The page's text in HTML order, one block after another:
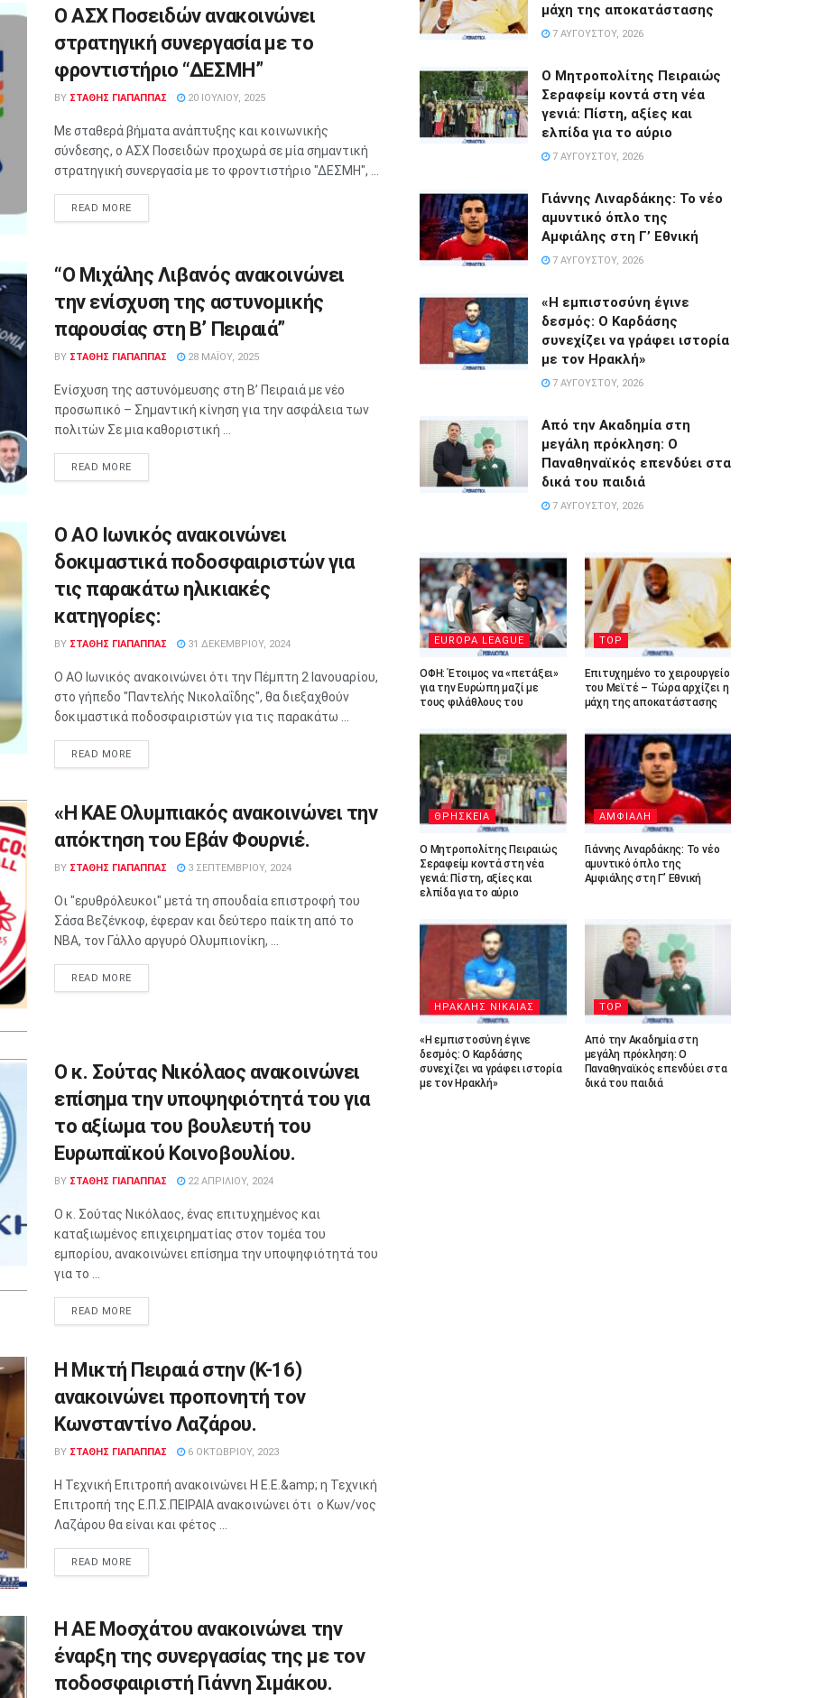
Ο ΑΣΧ Ποσειδών ανακοινώνει
στρατηγική συνεργασία με το
φροντιστήριο “ΔΕΣΜΗ”
BY ΣΤΑΘΗΣ ΓΊΑΠΑΠΠΑΣ 20 ΙΟΥΛΊΟΥ, 2025
Με σταθερά βήματα ανάπτυξης και κοινωνικής
σύνδεσης, ο ΑΣΧ Ποσειδών προχωρά σε μία σημαντική
στρατηγική συνεργασία με το φροντιστήριο "ΔΕΣΜΗ", ...
READ MORE
“Ο Μιχάλης Λιβανός ανακοινώνει
την ενίσχυση της αστυνομικής
παρουσίας στη Β’ Πειραιά”
BY ΣΤΑΘΗΣ ΓΊΑΠΑΠΠΑΣ 28 ΜΑΪ́ΟΥ, 2025
Ενίσχυση της αστυνόμευσης στη Β’ Πειραιά με νέο
προσωπικό – Σημαντική κίνηση για την ασφάλεια των
πολιτών Σε μια καθοριστική ...
READ MORE
Ο ΑΟ Ιωνικός ανακοινώνει
δοκιμαστικά ποδοσφαιριστών για
τις παρακάτω ηλικιακές
κατηγορίες:
BY ΣΤΑΘΗΣ ΓΊΑΠΑΠΠΑΣ 31 ΔΕΚΕΜΒΡΊΟΥ, 2024
Ο ΑΟ Ιωνικός ανακοινώνει ότι την Πέμπτη 2 Ιανουαρίου,
στο γήπεδο "Παντελής Νικολαΐδης", θα διεξαχθούν
δοκιμαστικά ποδοσφαιριστών για τις παρακάτω ...
READ MORE
«Η ΚΑΕ Ολυμπιακός ανακοινώνει την
απόκτηση του Εβάν Φουρνιέ.
BY ΣΤΑΘΗΣ ΓΊΑΠΑΠΠΑΣ 3 ΣΕΠΤΕΜΒΡΊΟΥ, 2024
Οι "ερυθρόλευκοι" μετά τη σπουδαία επιστροφή του
Σάσα Βεζένκοφ, έφεραν και δεύτερο παίκτη από το
ΝΒΑ, τον Γάλλο αργυρό Ολυμπιονίκη, ...
READ MORE
Ο κ. Σούτας Νικόλαος ανακοινώνει
επίσημα την υποψηφιότητά του για
το αξίωμα του βουλευτή του
Ευρωπαϊκού Κοινοβουλίου.
BY ΣΤΑΘΗΣ ΓΊΑΠΑΠΠΑΣ 22 ΑΠΡΙΛΊΟΥ, 2024
Ο κ. Σούτας Νικόλαος, ένας επιτυχημένος και
καταξιωμένος επιχειρηματίας στον τομέα του
εμπορίου, ανακοινώνει επίσημα την υποψηφιότητά του
για το ...
READ MORE
H Mικτή Πειραιά στην (K-16)
ανακοινώνει προπονητή τον
Κωνσταντίνο Λαζάρου.
BY ΣΤΑΘΗΣ ΓΊΑΠΑΠΠΑΣ 6 ΟΚΤΩΒΡΊΟΥ, 2023
Η Τεχνική Επιτροπή ανακοινώνει Η Ε.Ε.&amp; η Τεχνική
Επιτροπή της Ε.Π.Σ.ΠΕΙΡΑΙΑ ανακοινώνει ότι ο Κων/νος
Λαζάρου θα είναι και φέτος ...
READ MORE
Η ΑΕ Μοσχάτου ανακοινώνει την
έναρξη της συνεργασίας της με τον
ποδοσφαιριστή Γιάννη Σιμάκου.
μάχη της αποκατάστασης
7 ΑΥΓΟΎΣΤΟΥ, 2026
Ο Μητροπολίτης Πειραιώς
Σεραφείμ κοντά στη νέα
γενιά: Πίστη, αξίες και
ελπίδα για το αύριο
7 ΑΥΓΟΎΣΤΟΥ, 2026
Γιάννης Λιναρδάκης: Το νέο
αμυντικό όπλο της
Αμφιάλης στη Γ’ Εθνική
7 ΑΥΓΟΎΣΤΟΥ, 2026
«Η εμπιστοσύνη έγινε
δεσμός: Ο Καρδάσης
συνεχίζει να γράφει ιστορία
με τον Ηρακλή»
7 ΑΥΓΟΎΣΤΟΥ, 2026
Από την Ακαδημία στη
μεγάλη πρόκληση: Ο
Παναθηναϊκός επενδύει στα
δικά του παιδιά
7 ΑΥΓΟΎΣΤΟΥ, 2026
EUROPA LEAGUE
ΟΦΗ: Έτοιμος να «πετάξει»
για την Ευρώπη μαζί με
τους φιλάθλους του
TOP
Επιτυχημένο το χειρουργείο
του Μεϊτέ – Τώρα αρχίζει η
μάχη της αποκατάστασης
ΘΡΗΣΚΕΙΑ
Ο Μητροπολίτης Πειραιώς
Σεραφείμ κοντά στη νέα
γενιά: Πίστη, αξίες και
ελπίδα για το αύριο
ΑΜΦΙΑΛΗ
Γιάννης Λιναρδάκης: Το νέο
αμυντικό όπλο της
Αμφιάλης στη Γ’ Εθνική
ΗΡΑΚΛΗΣ ΝΙΚΑΙΑΣ
«Η εμπιστοσύνη έγινε
δεσμός: Ο Καρδάσης
συνεχίζει να γράφει ιστορία
με τον Ηρακλή»
TOP
Από την Ακαδημία στη
μεγάλη πρόκληση: Ο
Παναθηναϊκός επενδύει στα
δικά του παιδιά